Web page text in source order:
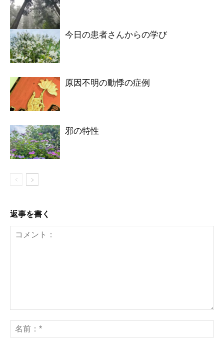
今日の患者さんからの学び
原因不明の動悸の症例
邪の特性
返事を書く